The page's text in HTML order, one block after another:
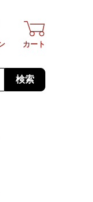
検索
カート